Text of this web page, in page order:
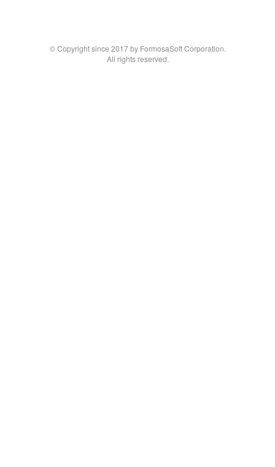
© Copyright since 2017 by FormosaSoft Corporation.
All rights reserved.